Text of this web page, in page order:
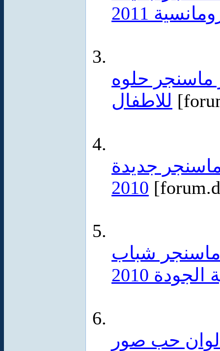
2011
حلوه
للاطفال
2010 صور ماسنجر جديدة
2010
2010 صور ماسنجر شباب
2010
حب صور